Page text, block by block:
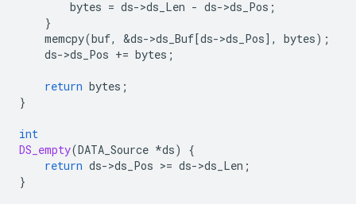
bytes = ds->ds_Len - ds->ds_Pos ;
}
memcpy(buf, &ds->ds_Buf[ds->ds_Pos], bytes);
ds->ds_Pos += bytes ;
return bytes ;
}
int
DS_empty(DATA_Source *ds)
{
return ds->ds_Pos >= ds->ds_Len ;
}